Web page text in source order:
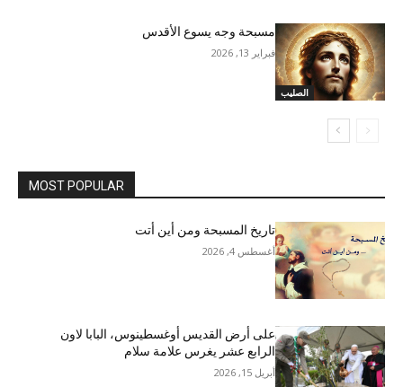
الصليب
مسبحة وجه يسوع الأقدس
فبراير 13, 2026
MOST POPULAR
تاريخ المسبحة ومن أين أتت
أغسطس 4, 2026
على أرض القديس أوغسطينوس، البابا لاون
الرابع عشر يغرس علامة سلام
أبريل 15, 2026